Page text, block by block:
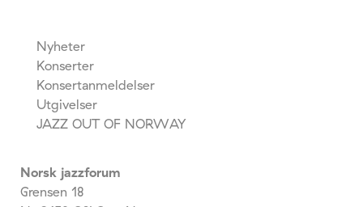
Nyheter
Konserter
Konsertanmeldelser
Utgivelser
JAZZ OUT OF NORWAY
Norsk jazzforum
Grensen 18